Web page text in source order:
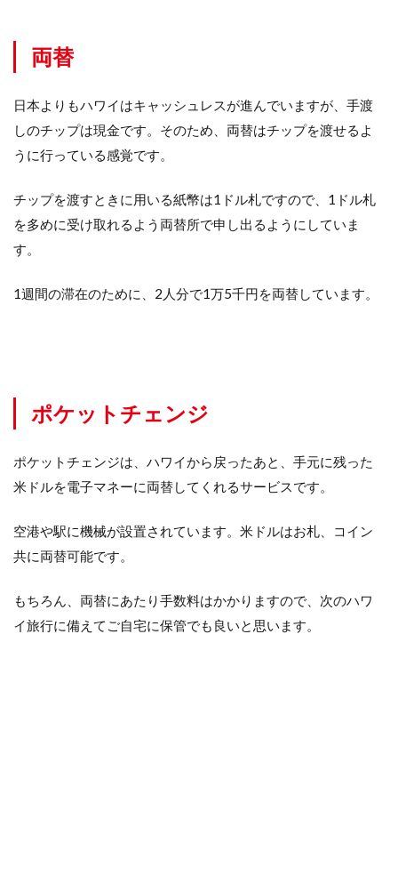
4
お
り
両替
日本よりもハワイはキャッシュレスが進んでいますが、手渡
しのチップは現金です。そのため、両替はチップを渡せるよ
うに行っている感覚です。
チップを渡すときに用いる紙幣は1ドル札ですので、1ドル札
を多めに受け取れるよう両替所で申し出るようにしていま
す。
1週間の滞在のために、2人分で1万5千円を両替しています。
ポケットチェンジ
ポケットチェンジは、ハワイから戻ったあと、手元に残った
米ドルを電子マネーに両替してくれるサービスです。
空港や駅に機械が設置されています。米ドルはお札、コイン
共に両替可能です。
もちろん、両替にあたり手数料はかかりますので、次のハワ
イ旅行に備えてご自宅に保管でも良いと思います。